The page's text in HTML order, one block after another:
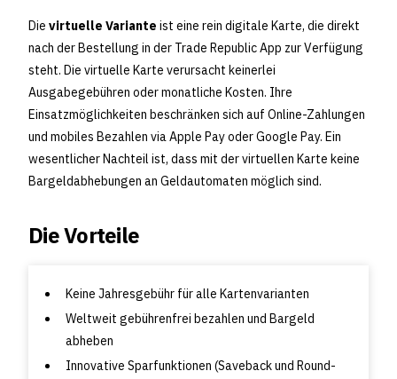
Die virtuelle Variante ist eine rein digitale Karte, die direkt
nach der Bestellung in der Trade Republic App zur Verfügung
steht. Die virtuelle Karte verursacht keinerlei
Ausgabegebühren oder monatliche Kosten. Ihre
Einsatzmöglichkeiten beschränken sich auf Online-Zahlungen
und mobiles Bezahlen via Apple Pay oder Google Pay. Ein
wesentlicher Nachteil ist, dass mit der virtuellen Karte keine
Bargeldabhebungen an Geldautomaten möglich sind.
Die Vorteile
Keine Jahresgebühr für alle Kartenvarianten
Weltweit gebührenfrei bezahlen und Bargeld
abheben
Innovative Sparfunktionen (Saveback und Round-